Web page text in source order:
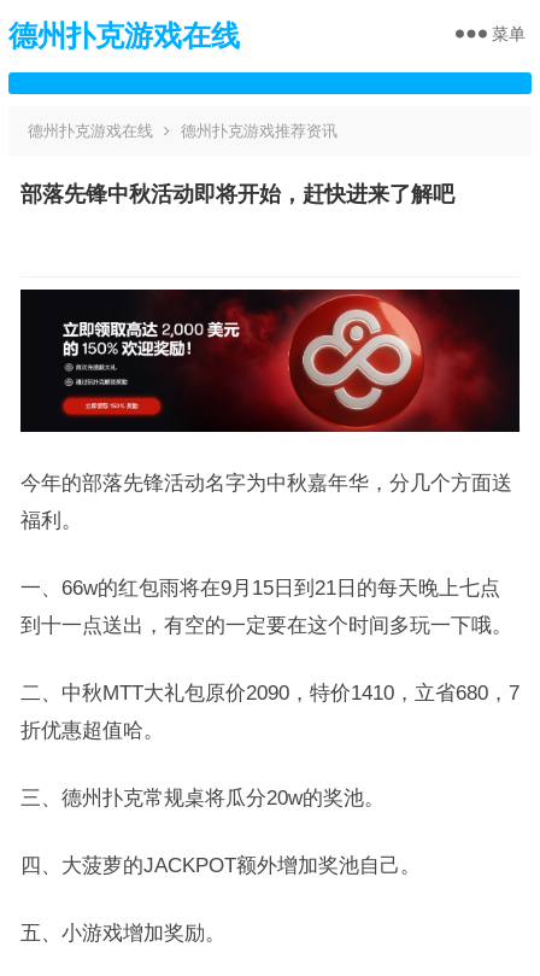
德州扑克游戏在线 菜单
德州扑克游戏在线 德州扑克游戏推荐资讯
部落先锋中秋活动即将开始，赶快进来了解吧
今年的部落先锋活动名字为中秋嘉年华，分几个方面送
福利。
一、66w的红包雨将在9月15日到21日的每天晚上七点
到十一点送出，有空的一定要在这个时间多玩一下哦。
二、中秋MTT大礼包原价2090，特价1410，立省680，7
折优惠超值哈。
三、德州扑克常规桌将瓜分20w的奖池。
四、大菠萝的JACKPOT额外增加奖池自己。
五、小游戏增加奖励。